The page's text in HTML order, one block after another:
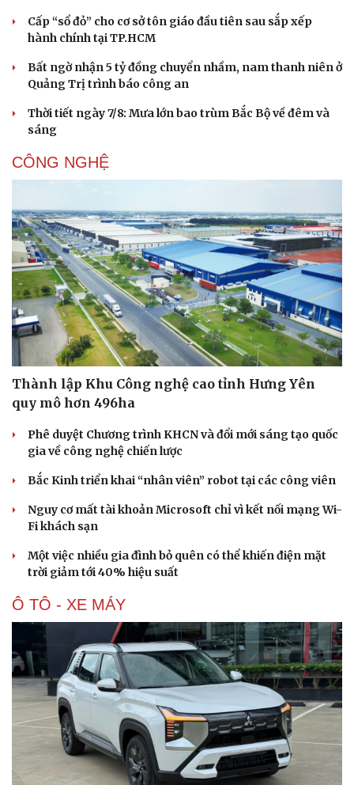
Sân khấu - Điện ảnh
Văn học
Di sản
Nghệ sĩ
Cấp “sổ đỏ” cho cơ sở tôn giáo đầu tiên sau sắp xếp
hành chính tại TP.HCM
Bất ngờ nhận 5 tỷ đồng chuyển nhầm, nam thanh niên ở
Quảng Trị trình báo công an
Thời tiết ngày 7/8: Mưa lớn bao trùm Bắc Bộ về đêm và
sáng
CÔNG NGHỆ
Thành lập Khu Công nghệ cao tỉnh Hưng Yên
quy mô hơn 496ha
Phê duyệt Chương trình KHCN và đổi mới sáng tạo quốc
gia về công nghệ chiến lược
Bắc Kinh triển khai “nhân viên” robot tại các công viên
Nguy cơ mất tài khoản Microsoft chỉ vì kết nối mạng Wi-
Fi khách sạn
Một việc nhiều gia đình bỏ quên có thể khiến điện mặt
trời giảm tới 40% hiệu suất
Ô TÔ - XE MÁY